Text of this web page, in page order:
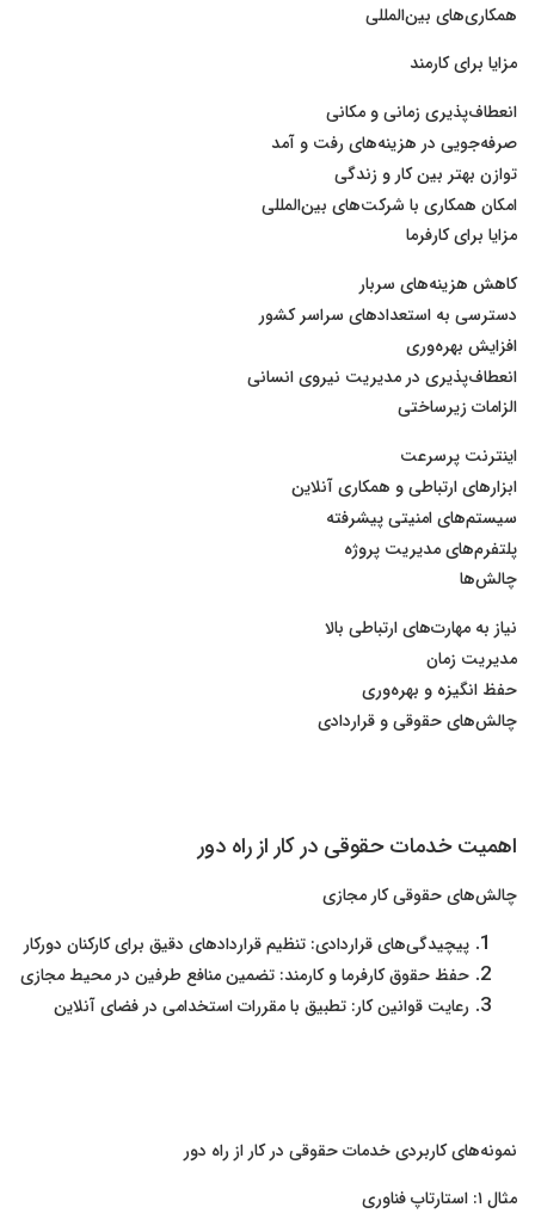
همکاری‌های بین‌المللی
مزایا برای کارمند
انعطاف‌پذیری زمانی و مکانی
صرفه‌جویی در هزینه‌های رفت و آمد
توازن بهتر بین کار و زندگی
امکان همکاری با شرکت‌های بین‌المللی
مزایا برای کارفرما
کاهش هزینه‌های سربار
دسترسی به استعدادهای سراسر کشور
افزایش بهره‌وری
انعطاف‌پذیری در مدیریت نیروی انسانی
الزامات زیرساختی
اینترنت پرسرعت
ابزارهای ارتباطی و همکاری آنلاین
سیستم‌های امنیتی پیشرفته
پلتفرم‌های مدیریت پروژه
چالش‌ها
نیاز به مهارت‌های ارتباطی بالا
مدیریت زمان
حفظ انگیزه و بهره‌وری
چالش‌های حقوقی و قراردادی
اهمیت خدمات حقوقی در کار از راه دور
چالش‌های حقوقی کار مجازی
پیچیدگی‌های قراردادی: تنظیم قراردادهای دقیق برای کارکنان دورکار
حفظ حقوق کارفرما و کارمند: تضمین منافع طرفین در محیط مجازی
رعایت قوانین کار: تطبیق با مقررات استخدامی در فضای آنلاین
نمونه‌های کاربردی خدمات حقوقی در کار از راه دور
مثال ۱: استارتاپ فناوری